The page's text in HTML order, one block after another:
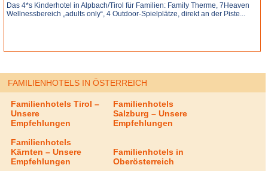
Das 4*s Kinderhotel in Alpbach/Tirol für Familien: Family Therme, 7Heaven
Wellnessbereich „adults only“, 4 Outdoor-Spielplätze, direkt an der Piste...
FAMILIENHOTELS IN ÖSTERREICH
Familienhotels Tirol –
Unsere
Empfehlungen
Familienhotels
Salzburg – Unsere
Empfehlungen
Familienhotels
Kärnten – Unsere
Empfehlungen
Familienhotels in
Oberösterreich